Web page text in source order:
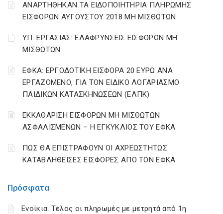
Πρόσφατα
Ενοίκια: Τέλος οι πληρωμές με μετρητά από 1η
ΑΝΑΡΤΗΘΗΚΑΝ ΤΑ ΕΙΔΟΠΟΙΗΤΗΡΙΑ ΠΛΗΡΩΜΗΣ
ΕΙΣΦΟΡΩΝ ΑΥΓΟΥΣΤΟΥ 2018 ΜΗ ΜΙΣΘΩΤΩΝ
ΥΠ. ΕΡΓΑΣΙΑΣ: ΕΛΑΦΡΥΝΣΕΙΣ ΕΙΣΦΟΡΩΝ ΜΗ
ΜΙΣΘΩΤΩΝ
ΕΦΚΑ: ΕΡΓΟΔΟΤΙΚΗ ΕΙΣΦΟΡΑ 20 ΕΥΡΩ ΑΝΑ
ΕΡΓΑΖΟΜΕΝΟ, ΓΙΑ ΤΟΝ ΕΙΔΙΚΟ ΛΟΓΑΡΙΑΣΜΟ
ΠΑΙΔΙΚΩΝ ΚΑΤΑΣΚΗΝΩΣΕΩΝ (ΕΛΠΚ)
ΕΚΚΑΘΑΡΙΣΗ ΕΙΣΦΟΡΩΝ ΜΗ ΜΙΣΘΩΤΩΝ
ΑΣΦΑΛΙΣΜΕΝΩΝ – Η ΕΓΚΥΚΛΙΟΣ ΤΟΥ ΕΦΚΑ
ΠΩΣ ΘΑ ΕΠΙΣΤΡΑΦΟΥΝ ΟΙ ΑΧΡΕΩΣΤΗΤΩΣ
ΚΑΤΑΒΛΗΘΕΙΣΕΣ ΕΙΣΦΟΡΕΣ ΑΠΟ ΤΟΝ ΕΦΚΑ